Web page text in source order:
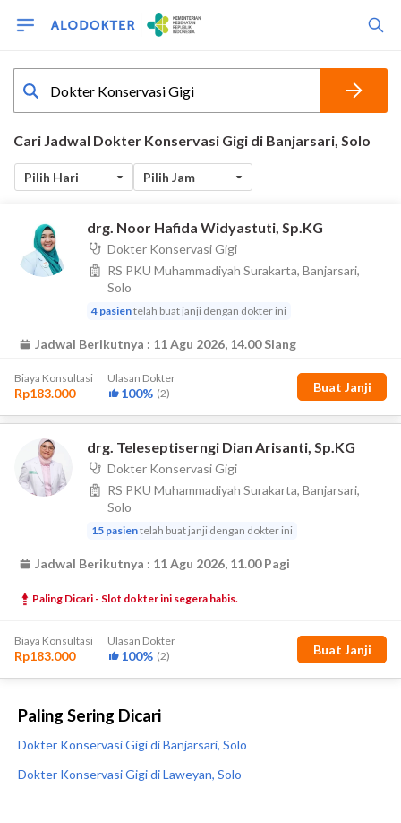
Paling Sering Dicari
Dokter Konservasi Gigi di Banjarsari, Solo
Dokter Konservasi Gigi di Laweyan, Solo